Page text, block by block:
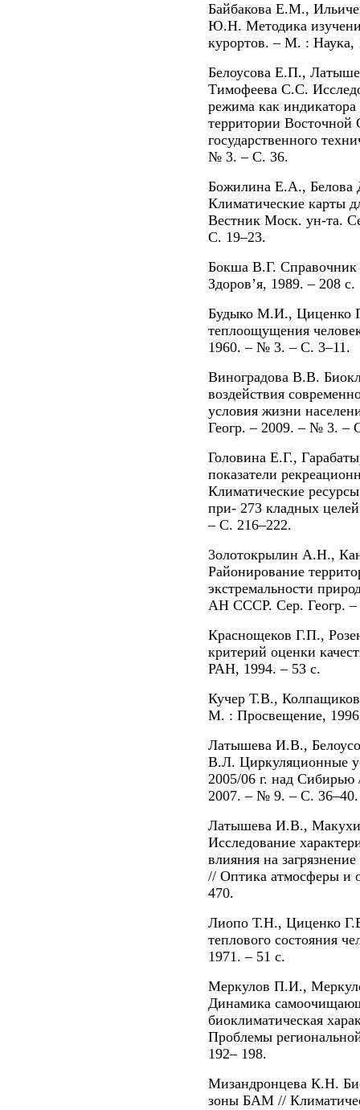
Байбакова Е.М.,
Ю.Н. Методика
курортов. – М. : Наука,
Белоусова Е.П.,
Тимофеева С.С.
режима как
территории Восточной
государственного
№ 3. – С. 36.
Божилина Е.А.,
Климатические карты
Вестник Моск. ун-та.
С. 19–23.
Бокша В.Г. Справочник
Здоров’я, 1989. – 208 с.
Будыко М.И., Циценко
теплоощущения
1960. – № 3. – С. 3–11.
Виноградова В.В.
воздействия
условия жизни
Геогр. – 2009. – № 3. –
Головина Е.Г.,
показатели
Климатические
при- 273 кладных
– С. 216–222.
3олотокрылин А.Н.,
Районирование
экстремальности
АН СССР. Сер. Геогр.
Краснощеков Г.П.,
критерий оценки
РАН, 1994. – 53 с.
Кучер Т.В.,
М. : Просвещение,
Латышева И.В.,
В.Л. Циркуляционные
2005/06 г. над Сибирью
2007. – № 9. – С. 36–40.
Латышева И.В.,
Исследование
влияния на
// Оптика атмосферы и
470.
Лиопо Т.Н., Циценко
теплового состояния
1971. – 51 с.
Меркулов П.И.,
Динамика
биоклиматическая
Проблемы
192– 198.
Мизандронцева К.Н.
зоны БАМ //